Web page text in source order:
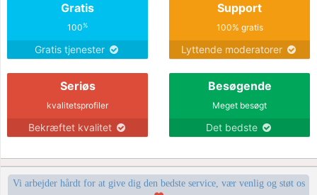
Gratis
100%
Gratis tjenester
Support
100% gratis
Lyttende moderatorer
Seriøs
kvalitetsprofiler
Bekræftet kvalitet
Besøgende
Meget besøgt
Det bedste
Vi arbejder hårdt for at give dig den bedste service, vær venlig og støt os